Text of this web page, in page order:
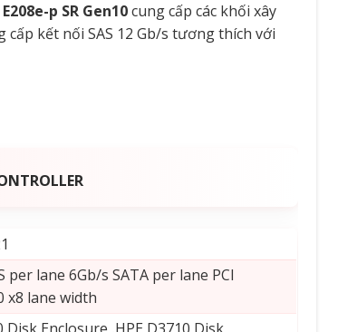
p SR Gen10cung cấp các khối xây
kết nối SAS 12 Gb/s tương thích với
per lane 6Gb/s SATA per lane PCI
x8 lane width